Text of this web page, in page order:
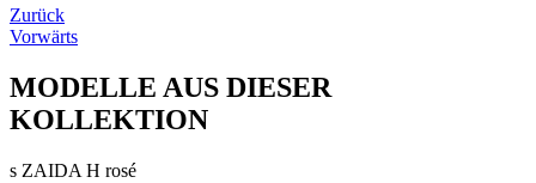
Zurück
Vorwärts
MODELLE AUS DIESER
KOLLEKTION
s ZAIDA H rosé